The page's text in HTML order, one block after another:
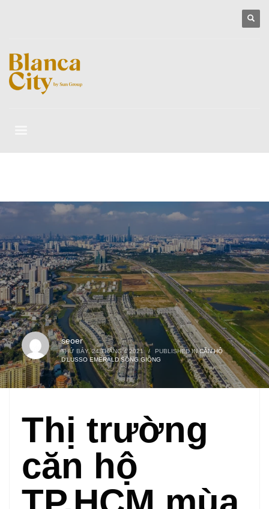
seoer
THỨ BẢY, 24 THÁNG 4 2021 / PUBLISHED INCĂN HỘ
D'LUSSO EMERALD SÔNG GIỒNG
Thị trường
căn hộ